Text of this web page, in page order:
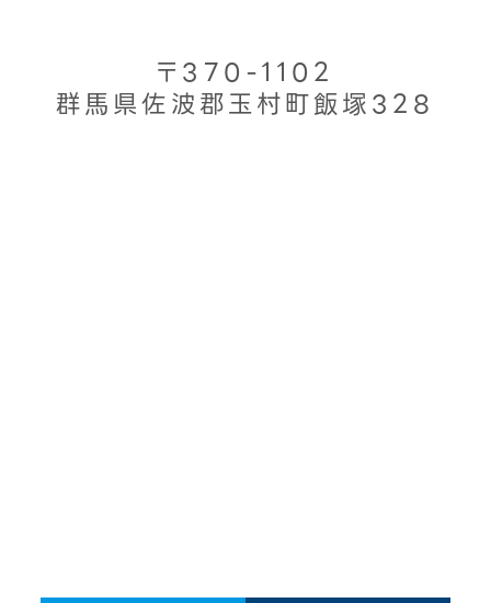
〒370-1102
群馬県佐波郡玉村町飯塚328